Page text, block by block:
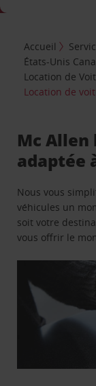
Accueil
États-Unis
Location de
Location de
Mc
adaptée
Nous vous
véhicules un
soit votre
vous offrir le